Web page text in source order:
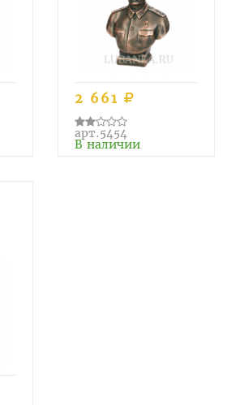
2 661
арт.5454
В наличии